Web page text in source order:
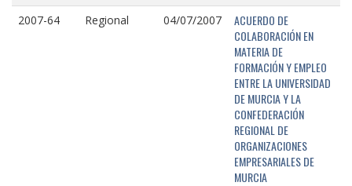
2007-64 Regional 04/07/2007
ACUERDO DE
COLABORACIÓN EN
MATERIA DE
FORMACIÓN Y EMPLEO
ENTRE LA UNIVERSIDAD
DE MURCIA Y LA
CONFEDERACIÓN
REGIONAL DE
ORGANIZACIONES
EMPRESARIALES DE
MURCIA